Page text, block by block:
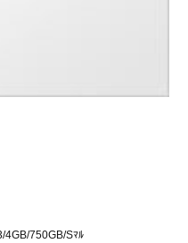
4GB/750GB/Sﾏﾙ